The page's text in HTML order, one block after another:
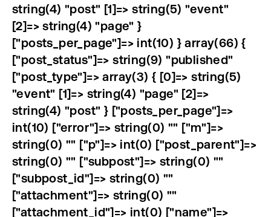
string(4) "post" [1]=> string(5) "event"
[2]=> string(4) "page" }
["posts_per_page"]=> int(10) } array(66) {
["post_status"]=> string(9) "published"
["post_type"]=> array(3) { [0]=> string(5)
"event" [1]=> string(4) "page" [2]=>
string(4) "post" } ["posts_per_page"]=>
int(10) ["error"]=> string(0) "" ["m"]=>
string(0) "" ["p"]=> int(0) ["post_parent"]=>
string(0) "" ["subpost"]=> string(0) ""
["subpost_id"]=> string(0) ""
["attachment"]=> string(0) ""
["attachment_id"]=> int(0) ["name"]=>